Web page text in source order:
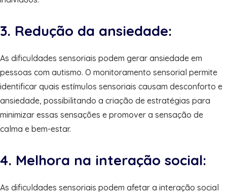
3. Redução da ansiedade:
As dificuldades sensoriais podem gerar ansiedade em
pessoas com autismo. O monitoramento sensorial permite
identificar quais estímulos sensoriais causam desconforto e
ansiedade, possibilitando a criação de estratégias para
minimizar essas sensações e promover a sensação de
calma e bem-estar.
4. Melhora na interação social:
As dificuldades sensoriais podem afetar a interação social